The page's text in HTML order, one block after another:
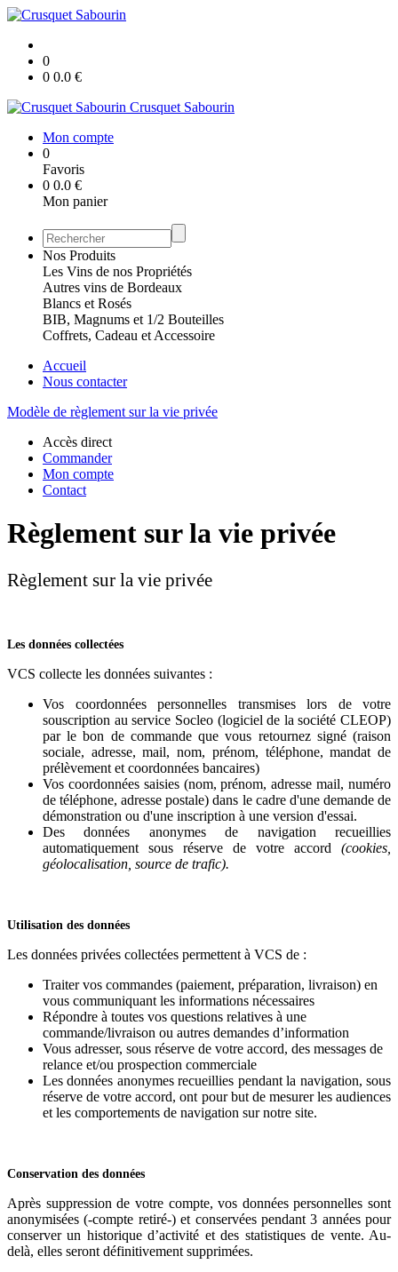
0
0 0.0 €
Crusquet Sabourin
Mon compte
0
Favoris
0 0.0 €
Mon panier
Nos Produits
Les Vins de nos Propriétés
Autres vins de Bordeaux
Blancs et Rosés
BIB, Magnums et 1/2 Bouteilles
Coffrets, Cadeau et Accessoire
Accueil
Nous contacter
Modèle de règlement sur la vie privée
Accès direct
Commander
Mon compte
Contact
Règlement sur la vie privée
Règlement sur la vie privée
Les données collectées
VCS collecte les données suivantes :
Vos coordonnées personnelles transmises lors de votre
souscription au service Socleo (logiciel de la société CLEOP)
par le bon de commande que vous retournez signé (raison
sociale, adresse, mail, nom, prénom, téléphone, mandat de
prélèvement et coordonnées bancaires)
Vos coordonnées saisies (nom, prénom, adresse mail, numéro
de téléphone, adresse postale) dans le cadre d'une demande de
démonstration ou d'une inscription à une version d'essai.
Des données anonymes de navigation recueillies
automatiquement sous réserve de votre accord (cookies,
géolocalisation, source de trafic).
Utilisation des données
Les données privées collectées permettent à VCS de :
Traiter vos commandes (paiement, préparation, livraison) en
vous communiquant les informations nécessaires
Répondre à toutes vos questions relatives à une
commande/livraison ou autres demandes d’information
Vous adresser, sous réserve de votre accord, des messages de
relance et/ou prospection commerciale
Les données anonymes recueillies pendant la navigation, sous
réserve de votre accord, ont pour but de mesurer les audiences
et les comportements de navigation sur notre site.
Conservation des données
Après suppression de votre compte, vos données personnelles sont
anonymisées (-compte retiré-) et conservées pendant 3 années pour
conserver un historique d’activité et des statistiques de vente. Au-
delà, elles seront définitivement supprimées.